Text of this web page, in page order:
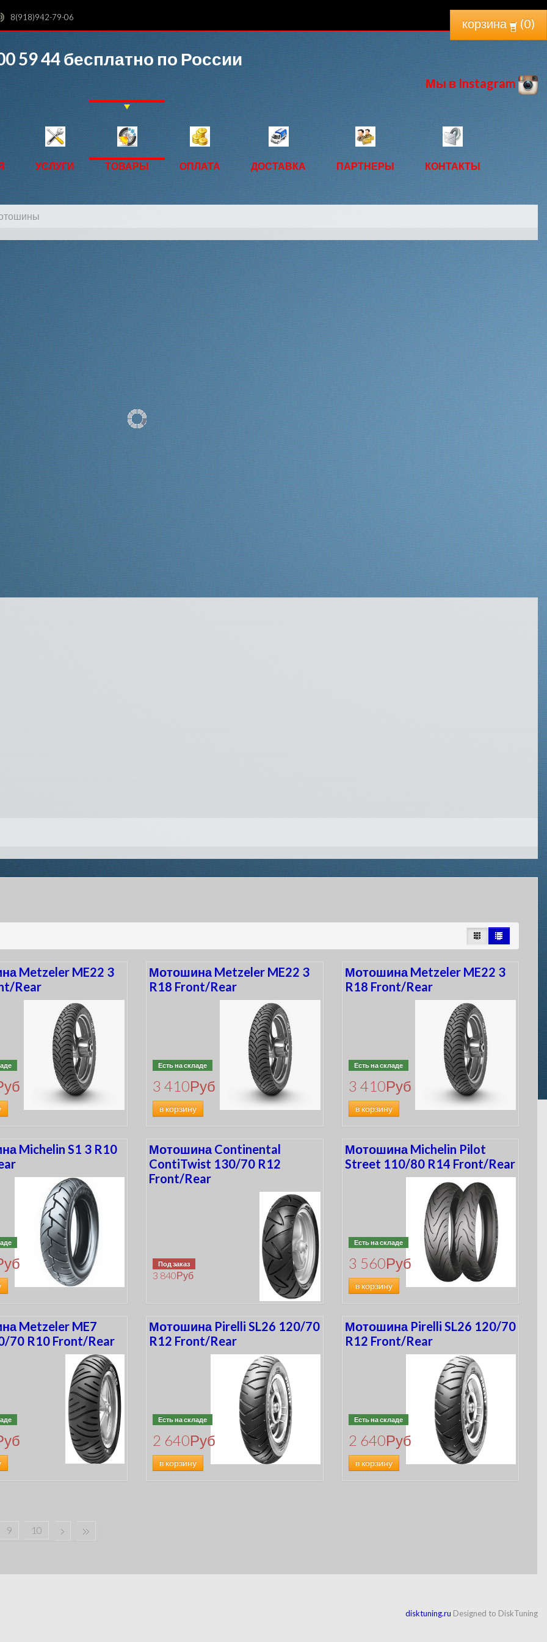
8(918)942-79-06 корзина (0)
59 44бесплатно по России
Мы в Instagram
УСЛУГИ ТОВАРЫ ОПЛАТА ДОСТАВКА ПАРТНЕРЫ КОНТАКТЫ
Metzeler ME22 3
Rear
Мотошина Metzeler ME22 3
R18 Front/Rear
Есть на складе
3 410Руб
в корзину
Мотошина Metzeler ME22 3
R18 Front/Rear
Есть на складе
3 410Руб
в корзину
Michelin S1 3 R10
Мотошина Continental
ContiTwist 130/70 R12
Front/Rear
Под заказ
3 840Руб
Мотошина Michelin Pilot
Street 110/80 R14 Front/Rear
Есть на складе
3 560Руб
в корзину
Metzeler ME7
70 R10 Front/Rear
Мотошина Pirelli SL26 120/70
R12 Front/Rear
Есть на складе
2 640Руб
в корзину
Мотошина Pirelli SL26 120/70
R12 Front/Rear
Есть на складе
2 640Руб
в корзину
9 10
disktuning.ru Designed to DiskTuning